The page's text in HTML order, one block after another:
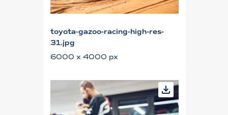
toyota-gazoo-racing-high-res-
31.jpg
6000 x 4000 px